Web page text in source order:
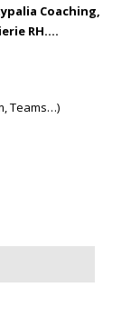
Coaching,
RH….
Teams…)